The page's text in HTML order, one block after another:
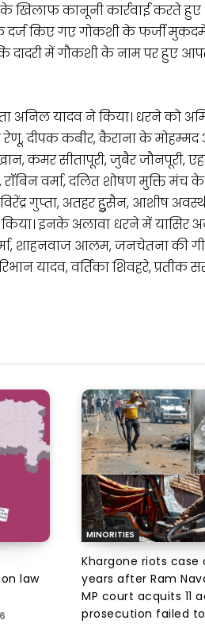
के खिलाफ कानूनी कार्रवाई करते
किए गए गोकशी के फर्जी मुकदमे
दादरी में गौकशी के नाम पर हुए
यादव ने किया। धरने को
दीपक कबीर, कैराना के मोहम्मद
खान, कमर सीतापूरी, जुबैर
वर्मा, दलित शोषण मुक्ति
गुप्ता, अतहर हुुसैन, आशीष
इनके अलावा धरने में यासिर
शाहनवाज आलम, जनचेतना की
यादव, वर्तिका शिवहरे,
law
MINORITIES
Khargone riots case
years after Ram
MP court acquits 11
prosecution failed